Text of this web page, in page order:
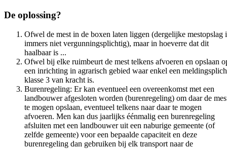
De oplossing?
Ofwel de mest in de boxen laten liggen (dergelijke mestopslag
immers niet vergunningsplichtig), maar in hoeverre dat dit
haalbaar is ...
Ofwel bij elke ruimbeurt de mest telkens afvoeren en opslaan
een inrichting in agrarisch gebied waar enkel een
klasse 3 van kracht is.
Burenregeling: Er kan eventueel een overeenkomst met een
landbouwer afgesloten worden (burenregeling) om daar de
te mogen opslaan, eventueel telkens naar daar te mogen
afvoeren. Men kan dus jaarlijks éénmalig een burenregeling
afsluiten met een landbouwer uit een naburige gemeente (of
zelfde gemeente) voor een bepaalde capaciteit en deze
burenregeling dan gebruiken bij elk transport naar de